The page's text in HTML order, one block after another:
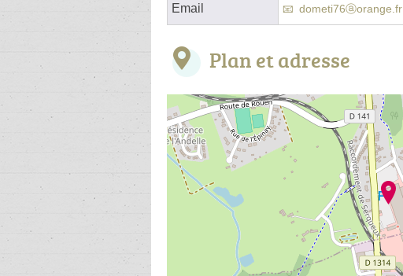
Email dometi76ⓐorange.fr
Plan et adresse